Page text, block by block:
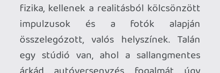
kelletlen) a következő Need For Speed
epizódban bizonyítja, hogy még mindig
nagyon értenek ahhoz a műfajhoz,
melyet többször is a saját képükre
formáztak.